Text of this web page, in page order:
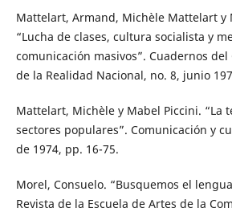
Mattelart, Armand, Michèle Mattelart y
“Lucha de clases, cultura socialista y
comunicación masivos”. Cuadernos
de la Realidad Nacional, no. 8, junio
Mattelart, Michèle y Mabel Piccini. “La
sectores populares”. Comunicación y
de 1974, pp. 16-75.
Morel, Consuelo. “Busquemos el
Revista de la Escuela de Artes de la